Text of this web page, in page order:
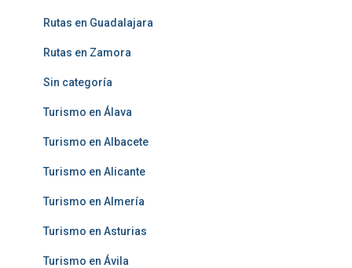
Rutas en Guadalajara
Rutas en Zamora
Sin categoría
Turismo en Álava
Turismo en Albacete
Turismo en Alicante
Turismo en Almería
Turismo en Asturias
Turismo en Ávila